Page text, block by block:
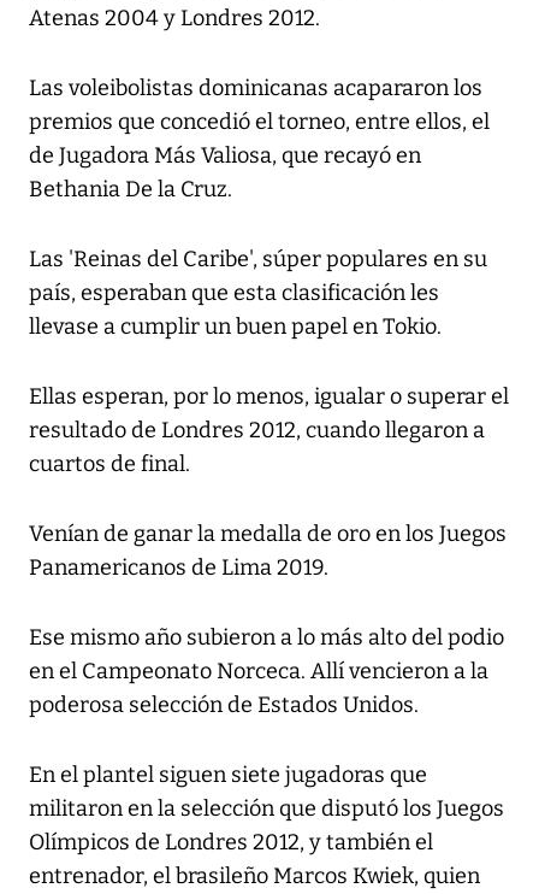
Atenas 2004 y Londres 2012.
Las voleibolistas dominicanas acapararon los
premios que concedió el torneo, entre ellos, el
de Jugadora Más Valiosa, que recayó en
Bethania De la Cruz.
Las 'Reinas del Caribe', súper populares en su
país, esperaban que esta clasificación les
llevase a cumplir un buen papel en Tokio.
Ellas esperan, por lo menos, igualar o superar el
resultado de Londres 2012, cuando llegaron a
cuartos de final.
Venían de ganar la medalla de oro en los Juegos
Panamericanos de Lima 2019.
Ese mismo año subieron a lo más alto del podio
en el Campeonato Norceca. Allí vencieron a la
poderosa selección de Estados Unidos.
En el plantel siguen siete jugadoras que
militaron en la selección que disputó los Juegos
Olímpicos de Londres 2012, y también el
entrenador, el brasileño Marcos Kwiek, quien